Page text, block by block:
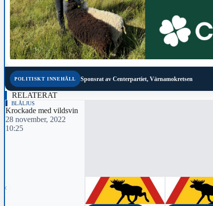
POLITISKT INNEHÅLL Sponsrat av Centerpartiet, Värnamokretsen
RELATERAT
‹
BLÅLJUS
Krockade med vildsvin
28 november, 2022
10:25